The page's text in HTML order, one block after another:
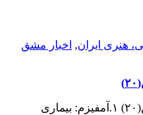
هنری ایران, اخبار مشق
🔺️گزیده‌هایی از فرهنگ بزرگ سخن(۲۰) ۱.آمفیزم: بیماری